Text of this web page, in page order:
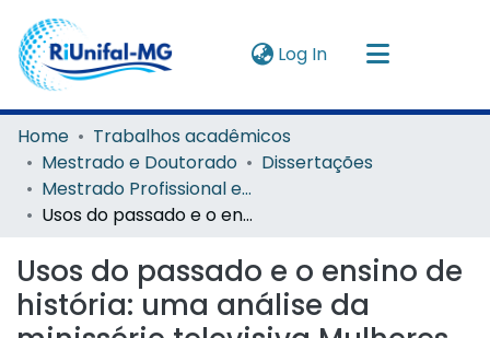
Log In(current)
Navigate by
Instructions
About
Home
Trabalhos acadêmicos
Mestrado e Doutorado
Dissertações
Mestrado Profissional em História Ibérica
Usos do passado e o ensino de história: uma análise da minissérie televisiva Mulheres de Abril (2014) e da obra literária Os Memoráveis (2014)
Usos do passado e o ensino de
história: uma análise da